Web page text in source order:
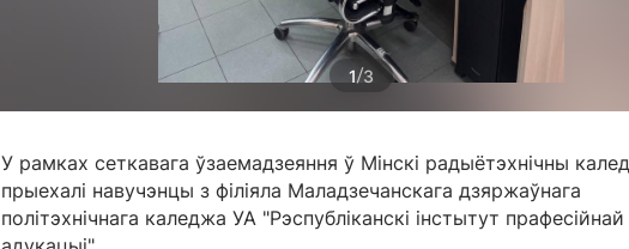
1/3
У рамках сеткавага ўзаемадзеяння ў Мінскі радыётэхнічны
прыехалі навучэнцы з філіяла Маладзечанскага дзяржаўнага
політэхнічнага каледжа УА "Рэспубліканскі інстытут прафесійнай